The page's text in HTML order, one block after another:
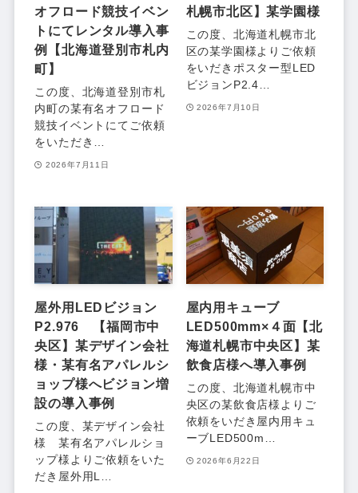
オフロード競技イベン
トにてレンタル導入事
例【北海道登別市札内
町】
この度、北海道登別市札
内町の某有名オフロード
競技イベントにてご依頼
をいただき…
2026年7月11日
札幌市北区】某学園様
この度、北海道札幌市北
区の某学園様よりご依頼
をいだきポスター型LED
ビジョンP2.4…
2026年7月10日
屋外用LEDビジョン
P2.976 【福岡市中
央区】某デザイン会社
様・某有名アパレルシ
ョップ様へビジョン増
設の導入事例
この度、某デザイン会社
様 某有名アパレルショ
ップ様よりご依頼をいた
だき屋外用L…
屋内用キューブ
LED500mm×４面【北
海道札幌市中央区】某
飲食店様へ導入事例
この度、北海道札幌市中
央区の某飲食店様よりご
依頼をいだき屋内用キュ
ーブLED500m…
2026年6月22日